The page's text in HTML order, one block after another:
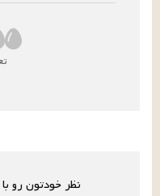
نظر خودتون رو